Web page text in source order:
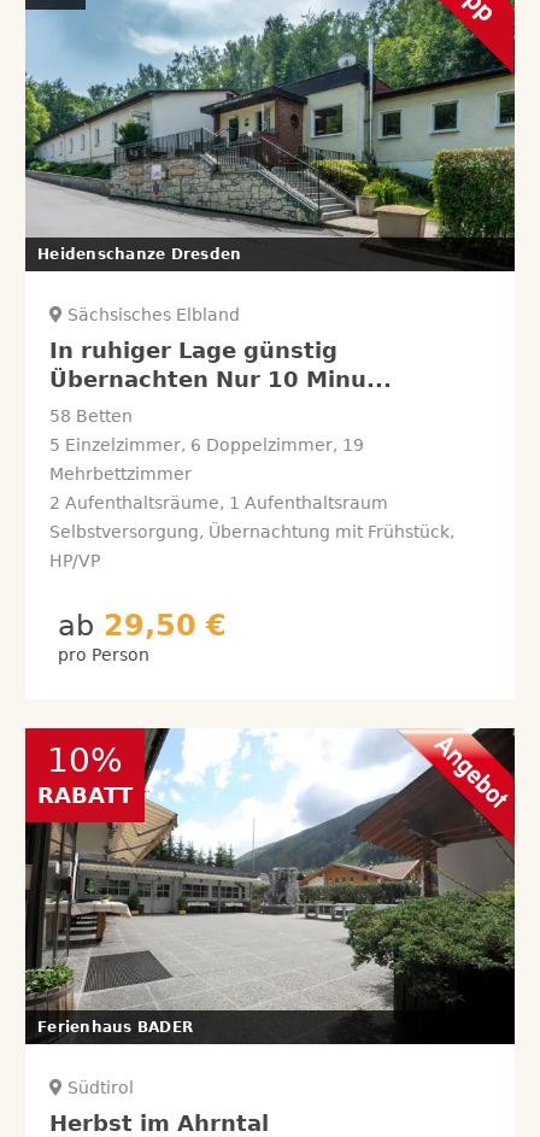
Heidenschanze Dresden
Sächsisches Elbland
In ruhiger Lage günstig
Übernachten Nur 10 Minu...
58 Betten
5 Einzelzimmer, 6 Doppelzimmer, 19
Mehrbettzimmer
2 Aufenthaltsräume, 1 Aufenthaltsraum
Selbstversorgung, Übernachtung mit Frühstück,
HP/VP
ab 29,50 €
pro Person
Ferienhaus BADER
Südtirol
Herbst im Ahrntal
10%
RABATT